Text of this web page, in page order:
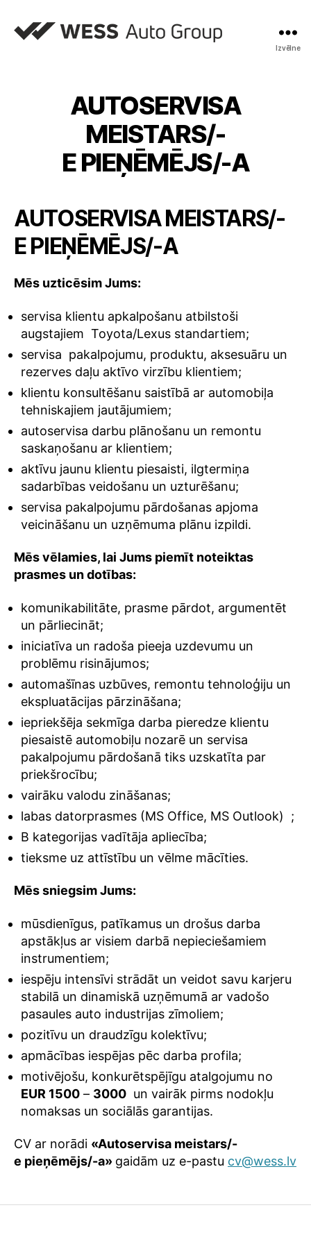
Izvēlne
AUTOSERVISA
MEISTARS/-
E PIEŅĒMĒJS/-A
AUTOSERVISA MEISTARS/-
E PIEŅĒMĒJS/-A
Mēs uzticēsim Jums:
servisa klientu apkalpošanu atbilstoši
augstajiem Toyota/Lexus standartiem;
servisa pakalpojumu, produktu, aksesuāru un
rezerves daļu aktīvo virzību klientiem;
klientu konsultēšanu saistībā ar automobiļa
tehniskajiem jautājumiem;
autoservisa darbu plānošanu un remontu
saskaņošanu ar klientiem;
aktīvu jaunu klientu piesaisti, ilgtermiņa
sadarbības veidošanu un uzturēšanu;
servisa pakalpojumu pārdošanas apjoma
veicināšanu un uzņēmuma plānu izpildi.
Mēs vēlamies, lai Jums piemīt noteiktas
prasmes un dotības:
komunikabilitāte, prasme pārdot, argumentēt
un pārliecināt;
iniciatīva un radoša pieeja uzdevumu un
problēmu risinājumos;
automašīnas uzbūves, remontu tehnoloģiju un
ekspluatācijas pārzināšana;
iepriekšēja sekmīga darba pieredze klientu
piesaistē automobiļu nozarē un servisa
pakalpojumu pārdošanā tiks uzskatīta par
priekšrocību;
vairāku valodu zināšanas;
labas datorprasmes (MS Office, MS Outlook)
;
B kategorijas vadītāja apliecība;
tieksme uz attīstību un vēlme mācīties.
Mēs sniegsim Jums:
mūsdienīgus, patīkamus un drošus darba
apstākļus ar visiem darbā nepieciešamiem
instrumentiem;
iespēju intensīvi strādāt un veidot savu karjeru
stabilā un dinamiskā uzņēmumā ar vadošo
pasaules auto industrijas zīmoliem;
pozitīvu un draudzīgu kolektīvu;
apmācības iespējas pēc darba profila;
motivējošu, konkurētspējīgu atalgojumu no
EUR 1500 – 3000 un vairāk pirms nodokļu
nomaksas un sociālās garantijas.
CV ar norādi «Autoservisa meistars/-
e pieņēmējs/-a» gaidām uz e-pastu cv@wess.lv